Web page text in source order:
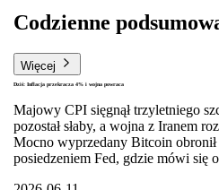
Codzienne
Więcej
Dziś: Inflacja przekracza 4% i wojna powraca
Majowy CPI sięgnął trzyletniego
pozostał słaby, a wojna z Iranem
Mocno wyprzedany Bitcoin
posiedzeniem Fed, gdzie mówi się